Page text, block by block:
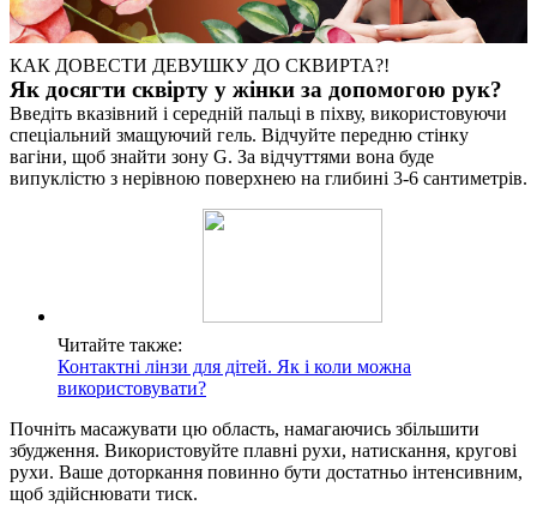
КАК ДОВЕСТИ ДЕВУШКУ ДО СКВИРТА?!
Як досягти сквірту у жінки за допомогою рук?
Введіть вказівний і середній пальці в піхву, використовуючи
спеціальний змащуючий гель. Відчуйте передню стінку
вагіни, щоб знайти зону G. За відчуттями вона буде
випуклістю з нерівною поверхнею на глибині 3-6 сантиметрів.
Читайте также:
Контактні лінзи для дітей. Як і коли можна
використовувати?
Почніть масажувати цю область, намагаючись збільшити
збудження. Використовуйте плавні рухи, натискання, кругові
рухи. Ваше доторкання повинно бути достатньо інтенсивним,
щоб здійснювати тиск.